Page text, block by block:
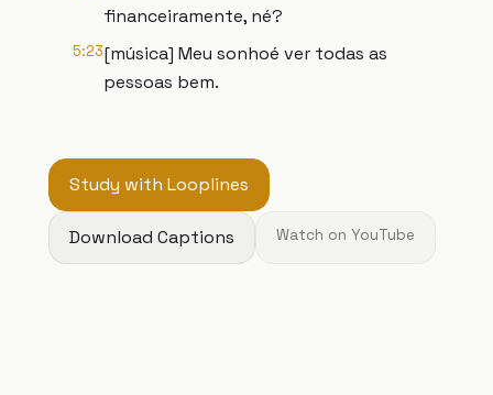
financeiramente, né?
5:23[música] Meu sonhoé ver todas as
pessoas bem.
Study with Looplines
Download Captions Watch on YouTube